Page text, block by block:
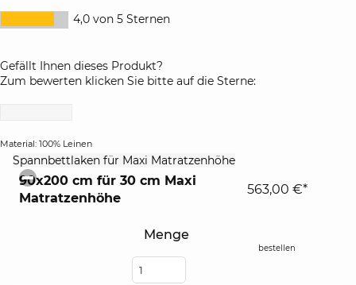
4,0 von 5 Sternen
Gefällt Ihnen dieses Produkt?
Zum bewerten klicken Sie bitte auf die Sterne:
Material: 100% Leinen
Spannbettlaken für Maxi Matratzenhöhe
collapse
90x200 cm für 30 cm Maxi
Matratzenhöhe
Menge
563,00 €*
bestellen